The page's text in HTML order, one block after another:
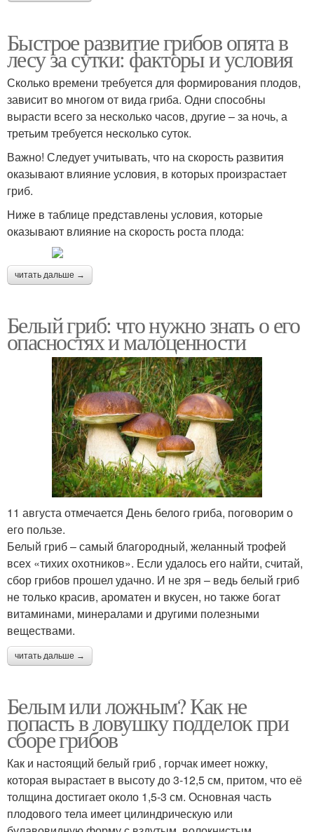
Быстрое развитие грибов опята в
лесу за сутки: факторы и условия
Сколько времени требуется для формирования плодов,
зависит во многом от вида гриба. Одни способны
вырасти всего за несколько часов, другие – за ночь, а
третьим требуется несколько суток.
Важно! Следует учитывать, что на скорость развития
оказывают влияние условия, в которых произрастает
гриб.
Ниже в таблице представлены условия, которые
оказывают влияние на скорость роста плода:
читать дальше →
Белый гриб: что нужно знать о его
опасностях и малоценности
11 августа отмечается День белого гриба, поговорим о
его пользе.
Белый гриб – самый благородный, желанный трофей
всех «тихих охотников». Если удалось его найти, считай,
сбор грибов прошел удачно. И не зря – ведь белый гриб
не только красив, ароматен и вкусен, но также богат
витаминами, минералами и другими полезными
веществами.
читать дальше →
Белым или ложным? Как не
попасть в ловушку подделок при
сборе грибов
Как и настоящий белый гриб , горчак имеет ножку,
которая вырастает в высоту до 3-12,5 см, притом, что её
толщина достигает около 1,5-3 см. Основная часть
плодового тела имеет цилиндрическую или